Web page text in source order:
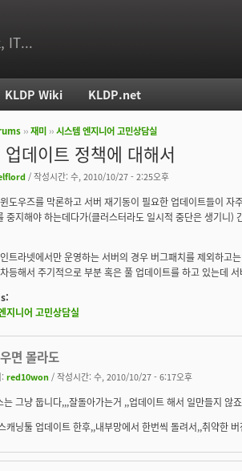
IT...
치
››재미 ››시스템 엔지니어 고민상담실
업데이트 정책에 대해서
/ 작성시간: 수, 2010/10/27 - 2:25오후
도우즈를 막론하고 서버 재기동이 필요한 업데이트들이
중지해야 하는데다가(클러스터라도 일시적 중단은 생기니
트라넷에서만 운영하는 서버의 경우 버그패치를 제외하고
등해서 주기적으로 부분 혹은 풀 업데이트를 하고 있는데
지니어 고민상담실
면 몰라도
red10won / 작성시간: 수, 2010/10/27 - 6:17오후
는 그냥 둡니다,,,잘돌아가는거 ,,업데이트 해서 일만들지 않
캐닝툴 업데이트 한후,,내부망에서 한번씩 돌려서,,취약한
KLDP Wiki KLDP.net